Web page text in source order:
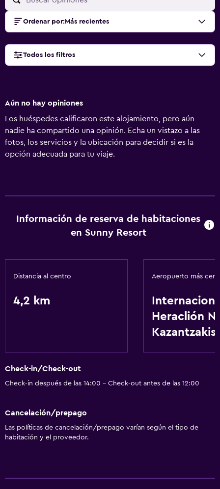
Ordenar por: Más recientes
Todos los filtros
Aún no hay opiniones
Los huéspedes calificaron este alojamiento, pero aún
nadie ha compartido una opinión. Echa un vistazo a las
fotos, los servicios y la ubicación para decidir si es la
opción adecuada para tu viaje.
Información de reserva de habitaciones
en Sunny Resort
Distancia al centro
4,2 km
Aeropuerto más
Heraclión
Kazantzakis
Check-in/Check-out
Check-in después de las 14:00 - Check-out antes de las 12:00
Cancelación/prepago
Las políticas de cancelación/prepago varían según el tipo de
habitación y el proveedor.